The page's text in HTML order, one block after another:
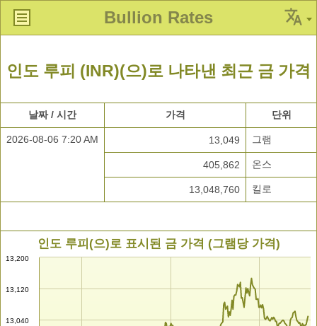
Bullion Rates
인도 루피 (INR)(으)로 나타낸 최근 금 가격
날짜 / 시간 가격 단위
2026-08-06 7:20 AM 13,049 그램
405,862 온스
13,048,760 킬로
인도 루피(으)로 표시된 금 가격 (그램당 가격)
13,040
13,120
13,200